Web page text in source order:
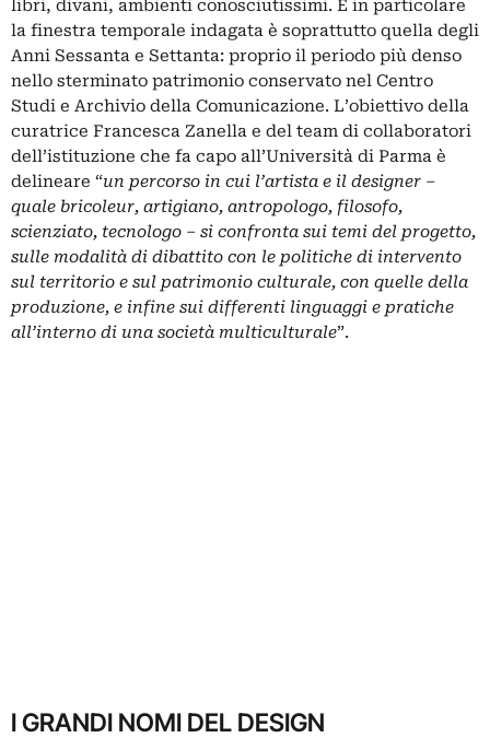
libri, divani, ambienti conosciutissimi. E in particolare
la finestra temporale indagata è soprattutto quella degli
Anni Sessanta e Settanta: proprio il periodo più denso
nello sterminato patrimonio conservato nel Centro
Studi e Archivio della Comunicazione. L’obiettivo della
curatrice Francesca Zanella e del team di collaboratori
dell’istituzione che fa capo all’Università di Parma è
delineare “un percorso in cui l’artista e il designer –
quale bricoleur, artigiano, antropologo, filosofo,
scienziato, tecnologo – si confronta sui temi del progetto,
sulle modalità di dibattito con le politiche di intervento
sul territorio e sul patrimonio culturale, con quelle della
produzione, e infine sui differenti linguaggi e pratiche
all’interno di una società multiculturale”.
I GRANDI NOMI DEL DESIGN